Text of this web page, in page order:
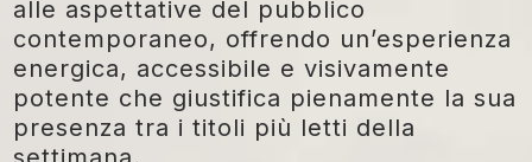
alle aspettative del pubblico
contemporaneo, offrendo un’esperienza
energica, accessibile e visivamente
potente che giustifica pienamente la sua
presenza tra i titoli più letti della